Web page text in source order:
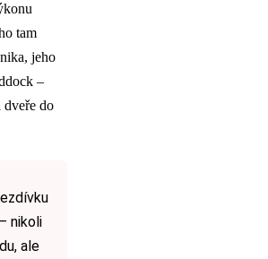
tam
jeho
–
dveře do
nikoli
ale